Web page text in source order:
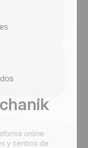
online
y centros de